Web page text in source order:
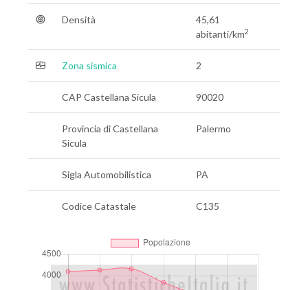
Densità
45,61
abitanti/km2
Zona sismica 2
CAP Castellana Sicula 90020
Provincia di Castellana
Sicula
Palermo
Sigla Automobilistica PA
Codice Catastale C135